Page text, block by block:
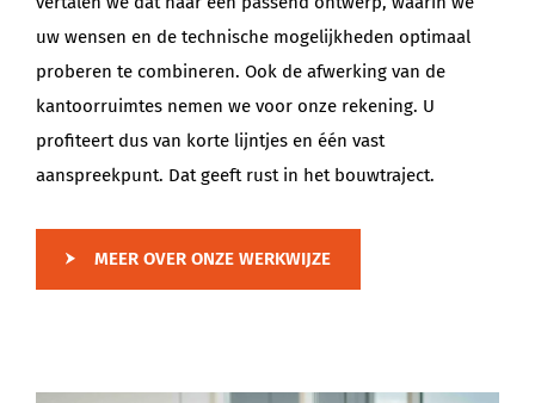
uw wensen en de technische mogelijkheden optimaal
proberen te combineren. Ook de afwerking van de
kantoorruimtes nemen we voor onze rekening. U
profiteert dus van korte lijntjes en één vast
aanspreekpunt. Dat geeft rust in het bouwtraject.
MEER OVER ONZE WERKWIJZE